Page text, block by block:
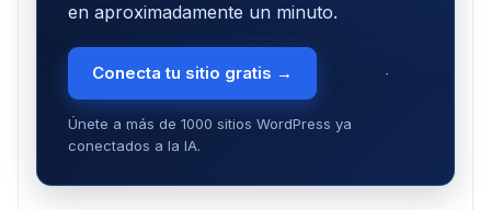
en aproximadamente un minuto.
Conecta tu sitio gratis →
Únete a más de 1000 sitios WordPress ya
conectados a la IA.